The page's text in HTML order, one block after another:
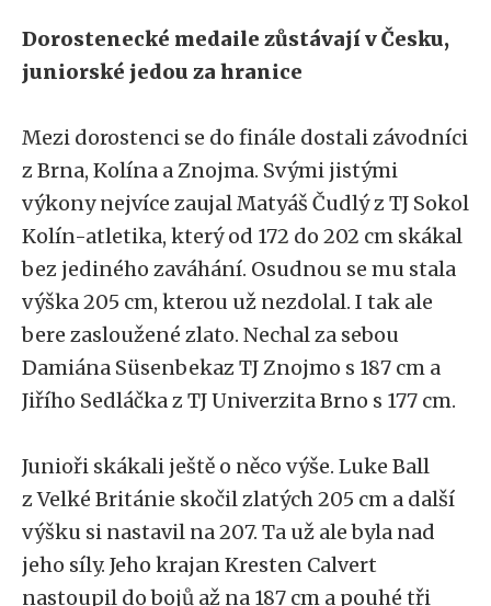
Dorostenecké medaile zůstávají v Česku,
juniorské jedou za hranice
Mezi dorostenci se do finále dostali závodníci
z Brna, Kolína a Znojma. Svými jistými
výkony nejvíce zaujal Matyáš Čudlý z TJ Sokol
Kolín-atletika, který od 172 do 202 cm skákal
bez jediného zaváhání. Osudnou se mu stala
výška 205 cm, kterou už nezdolal. I tak ale
bere zasloužené zlato. Nechal za sebou
Damiána Süsenbekaz TJ Znojmo s 187 cm a
Jiřího Sedláčka z TJ Univerzita Brno s 177 cm.
Junioři skákali ještě o něco výše. Luke Ball
z Velké Británie skočil zlatých 205 cm a další
výšku si nastavil na 207. Ta už ale byla nad
jeho síly. Jeho krajan Kresten Calvert
nastoupil do bojů až na 187 cm a pouhé tři